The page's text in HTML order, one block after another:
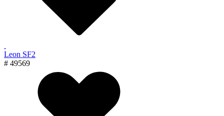
Leon SF2
# 49569